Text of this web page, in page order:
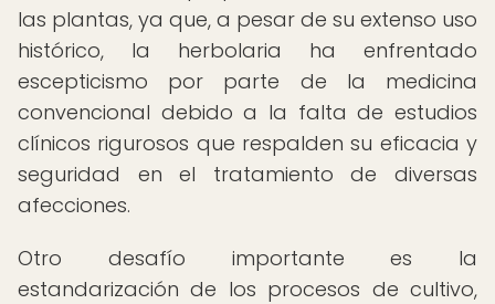
las plantas, ya que, a pesar de su extenso uso
histórico, la herbolaria ha enfrentado
escepticismo por parte de la medicina
convencional debido a la falta de estudios
clínicos rigurosos que respalden su eficacia y
seguridad en el tratamiento de diversas
afecciones.
Otro desafío importante es la
estandarización de los procesos de cultivo,